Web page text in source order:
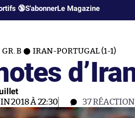
🔞S'abonnerLe Magazine
GR. B IRAN-PORTUGAL (1-1)
2018 À 22:30 37